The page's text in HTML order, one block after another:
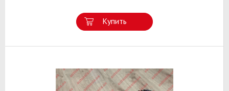
Купить